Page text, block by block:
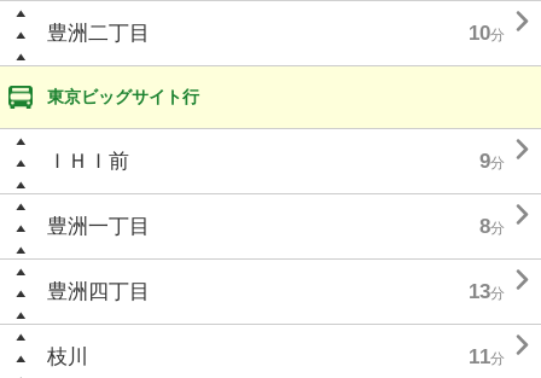
豊洲二丁目 10分 
東京ビッグサイト行
ＩＨＩ前 9分 
豊洲一丁目 8分 
豊洲四丁目 13分 
枝川 11分 